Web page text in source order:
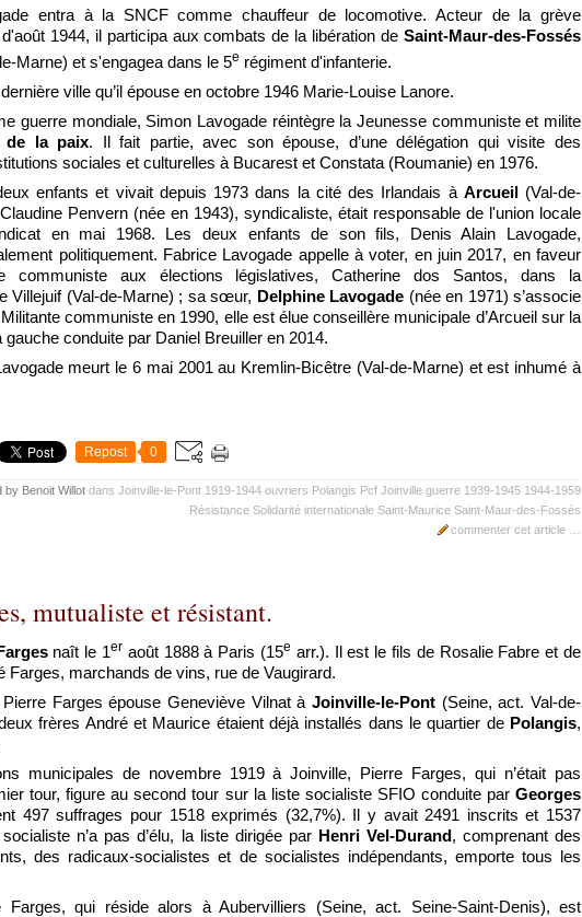
entra à la SNCF comme chauffeur de locomotive. Acteur de la grève
1944, il participa aux combats de la libération de Saint-Maur-des-Fossés
Marne) et s'engagea dans le 5e régiment d'infanterie.
ville qu’il épouse en octobre 1946 Marie-Louise Lanore.
guerre mondiale, Simon Lavogade réintègre la Jeunesse communiste et milite
de la paix. Il fait partie, avec son épouse, d’une délégation qui visite des
sociales et culturelles à Bucarest et Constata (Roumanie) en 1976.
enfants et vivait depuis 1973 dans la cité des Irlandais à Arcueil (Val-de-
Penvern (née en 1943), syndicaliste, était responsable de l'union locale
en mai 1968. Les deux enfants de son fils, Denis Alain Lavogade,
politiquement. Fabrice Lavogade appelle à voter, en juin 2017, en faveur
communiste aux élections législatives, Catherine dos Santos, dans la
Villejuif (Val-de-Marne) ; sa sœur, Delphine Lavogade (née en 1971) s’associe
communiste en 1990, elle est élue conseillère municipale d’Arcueil sur la
gauche conduite par Daniel Breuiller en 2014.
meurt le 6 mai 2001 au Kremlin-Bicêtre (Val-de-Marne) et est inhumé à
Repost 0
by Benoit Willot dans Joinville-le-Pont 1919-1944 ouvriers Polangis Pcf Joinville guerre 1939-1945 1944-1959
Résistance Solidarité internationale Saint-Maurice Saint-Maur-des-Fossés
commenter cet article
mutualiste et résistant.
naît le 1er août 1888 à Paris (15e arr.). Il est le fils de Rosalie Fabre et de
Farges, marchands de vins, rue de Vaugirard.
Farges épouse Geneviève Vilnat à Joinville-le-Pont (Seine, act. Val-de-
frères André et Maurice étaient déjà installés dans le quartier de Polangis,
municipales de novembre 1919 à Joinville, Pierre Farges, qui n’était pas
tour, figure au second tour sur la liste socialiste SFIO conduite par Georges
497 suffrages pour 1518 exprimés (32,7%). Il y avait 2491 inscrits et 1537
n’a pas d’élu, la liste dirigée par Henri Vel-Durand , comprenant des
des radicaux-socialistes et de socialistes indépendants, emporte tous les
Farges, qui réside alors à Aubervilliers (Seine, act. Seine-Saint-Denis), est